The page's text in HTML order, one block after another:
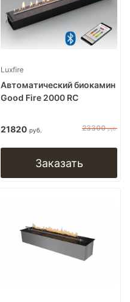
Luxfire
Автоматический биокамин
Good Fire 2000 RC
21820 руб. 23300руб.
Заказать